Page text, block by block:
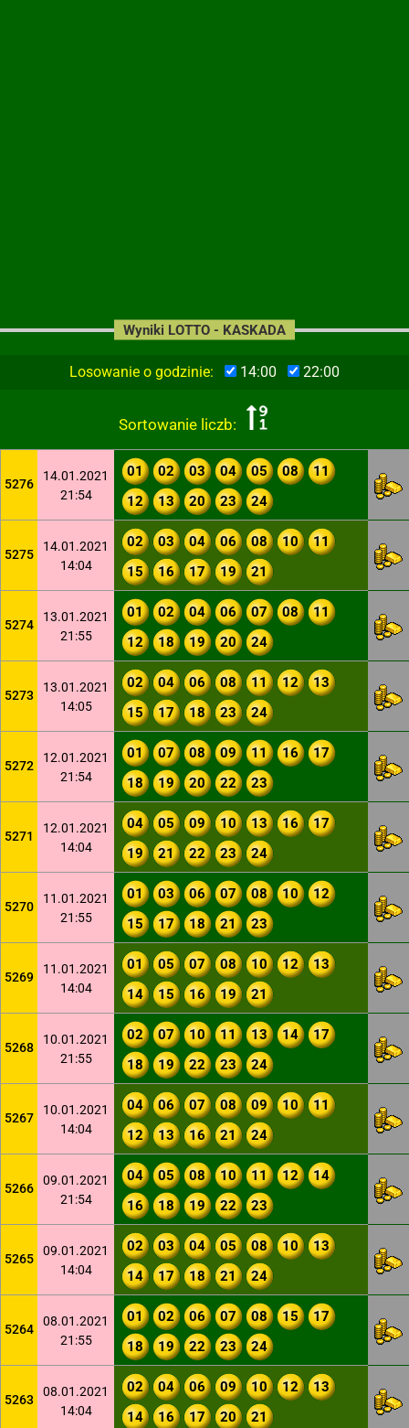
Losowanie o godzinie: 14:00 22:00
Sortowanie liczb:
Wyniki LOTTO - KASKADA
5276
14.01.2021
21:54
01 02 03 04 05 08
11
12
13 20 23 24
5275
14.01.2021
14:04
02 03 04 06 08 10
11
15
16 17 19 21
5274
13.01.2021
21:55
01 02 04 06 07 08
11
12
18 19 20 24
5273
13.01.2021
14:05
02 04 06 08 11 12
13
15
17 18 23 24
5272
12.01.2021
21:54
01 07 08 09 11 16
17
18
19 20 22 23
5271
12.01.2021
14:04
04 05 09 10 13 16
17
19
21 22 23 24
5270
11.01.2021
21:55
01 03 06 07 08 10
12
15
17 18 21 23
5269
11.01.2021
14:04
01 05 07 08 10 12
13
14
15 16 19 21
5268
10.01.2021
21:55
02 07 10 11 13 14
17
18
19 22 23 24
5267
10.01.2021
14:04
04 06 07 08 09 10
11
12
13 16 21 24
5266
09.01.2021
21:54
04 05 08 10 11 12
14
16
18 19 22 23
5265
09.01.2021
14:04
02 03 04 05 08 10
13
14
17 18 21 24
5264
08.01.2021
21:55
01 02 06 07 08 15
17
18
19 22 23 24
5263
08.01.2021
14:04
02 04 06 09 10 12
13
14
16 17 20 21